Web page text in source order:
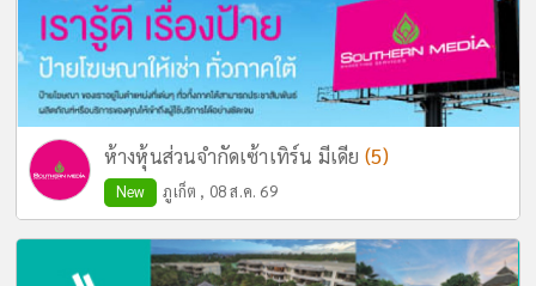
ห้างหุ้นส่วนจำกัดเซ้าเทิร์น มีเดีย (5)
New ภูเก็ต , 08 ส.ค. 69